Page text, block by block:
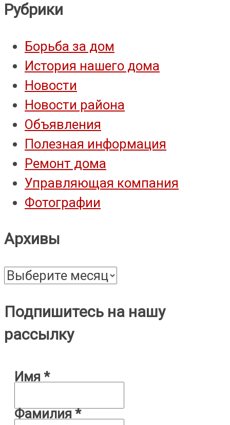
Рубрики
Борьба за дом
История нашего дома
Новости
Новости района
Объявления
Полезная информация
Ремонт дома
Управляющая компания
Фотографии
Архивы
Архивы
Подпишитесь на нашу
рассылку
Имя *
Фамилия*